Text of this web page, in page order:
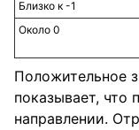
Близко к -1
Около 0
Положительное
показывает, что
направлении.